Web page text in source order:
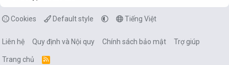
Cookies Default style Tiếng Việt
Liên hệ Quy định và Nội quy Chính sách bảo mật Trợ giúp
Trang chủ
R